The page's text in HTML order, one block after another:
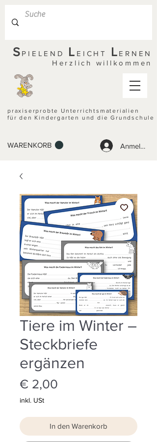
S PIELEND L EICHT L ERNEN
Herzlich willkommen
praxiserprobte Unterrichtsmaterialien
für den Kindergarten und die Grundschule
WARENKORB Anmelden
Tiere im Winter –
Steckbriefe
ergänzen
€ 2,00
inkl. USt
In den Warenkorb